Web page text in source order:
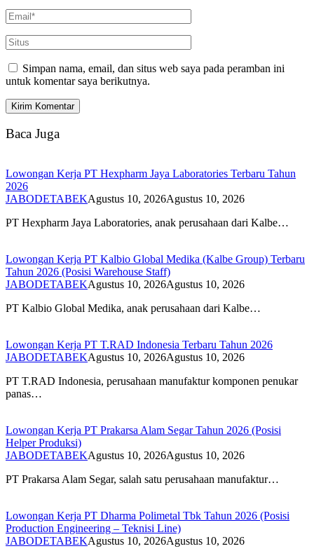
Simpan nama, email, dan situs web saya pada peramban ini
untuk komentar saya berikutnya.
Baca Juga
Lowongan Kerja PT Hexpharm Jaya Laboratories Terbaru Tahun
2026
JABODETABEKAgustus 10, 2026Agustus 10, 2026
PT Hexpharm Jaya Laboratories, anak perusahaan dari Kalbe…
Lowongan Kerja PT Kalbio Global Medika (Kalbe Group) Terbaru
Tahun 2026 (Posisi Warehouse Staff)
JABODETABEKAgustus 10, 2026Agustus 10, 2026
PT Kalbio Global Medika, anak perusahaan dari Kalbe…
Lowongan Kerja PT T.RAD Indonesia Terbaru Tahun 2026
JABODETABEKAgustus 10, 2026Agustus 10, 2026
PT T.RAD Indonesia, perusahaan manufaktur komponen penukar
panas…
Lowongan Kerja PT Prakarsa Alam Segar Tahun 2026 (Posisi
Helper Produksi)
JABODETABEKAgustus 10, 2026Agustus 10, 2026
PT Prakarsa Alam Segar, salah satu perusahaan manufaktur…
Lowongan Kerja PT Dharma Polimetal Tbk Tahun 2026 (Posisi
Production Engineering – Teknisi Line)
JABODETABEKAgustus 10, 2026Agustus 10, 2026